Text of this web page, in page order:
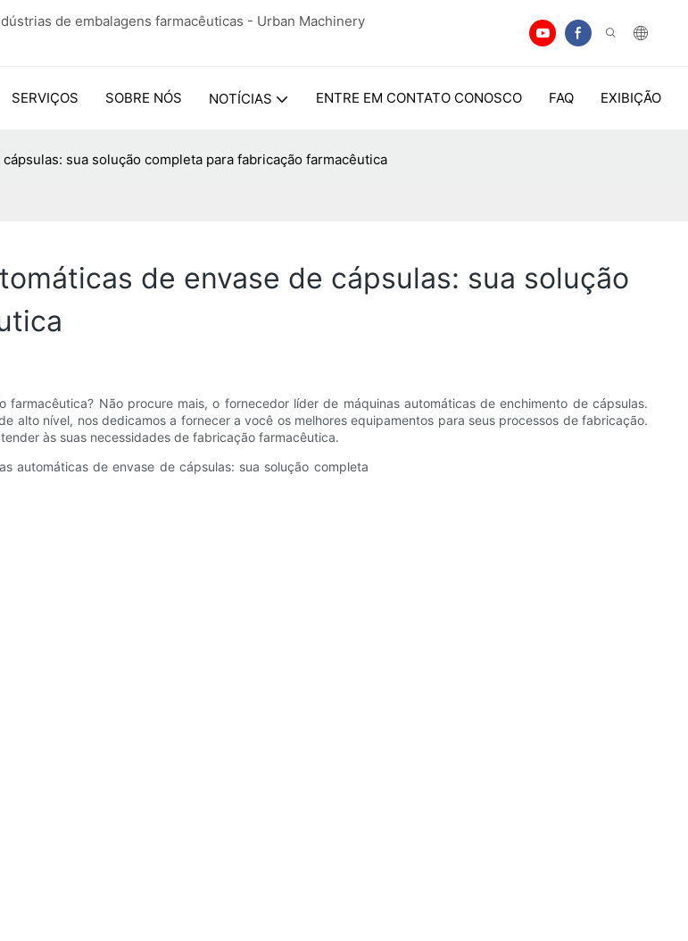
de embalagens farmacêuticas - Urban Machinery
SERVIÇOS SOBRE NÓS NOTÍCIAS ENTRE EM CONTATO CONOSCO FAQ EXIBIÇÃO
sua solução completa para fabricação farmacêutica
de envase de cápsulas: sua solução
Não procure mais, o fornecedor líder de máquinas automáticas de enchimento de cápsulas.
alto nível, nos dedicamos a fornecer a você os melhores equipamentos para seus processos de fabricação.
às suas necessidades de fabricação farmacêutica.